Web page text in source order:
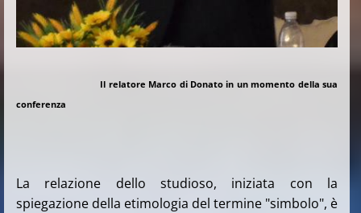
Il relatore Marco di Donato in un momento della sua
conferenza
La relazione dello studioso, iniziata con la
spiegazione della etimologia del termine "simbolo", è